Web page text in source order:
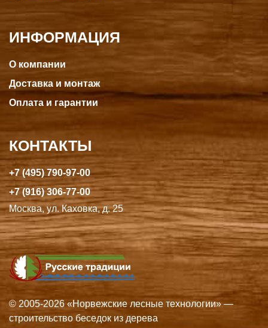
ИНФОРМАЦИЯ
О компании
Доставка и монтаж
Оплата и гарантии
КОНТАКТЫ
+7 (495) 790-97-00
+7 (916) 306-77-00
Москва, ул. Каховка, д. 25
© 2005-2026 «Норвежские лесные технологии» —
строительство беседок из дерева